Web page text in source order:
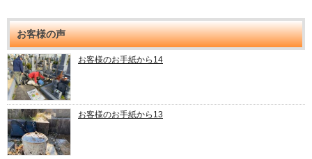
お客様の声
お客様のお手紙から14
お客様のお手紙から13